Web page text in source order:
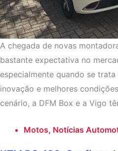
A chegada de novas
bastante expectativa no
especialmente quando se
inovação e melhores
cenário, a DFM Box e a Vigo
Motos, Notícias